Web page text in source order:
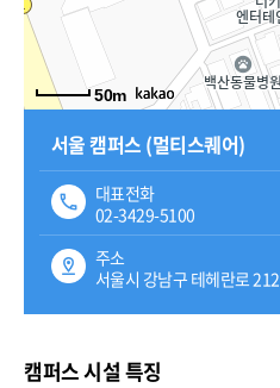
50m
서울 캠퍼스 (멀티스퀘어)
대표전화
02-3429-5100
주소
서울시 강남구 테헤란로 212
캠퍼스 시설 특징